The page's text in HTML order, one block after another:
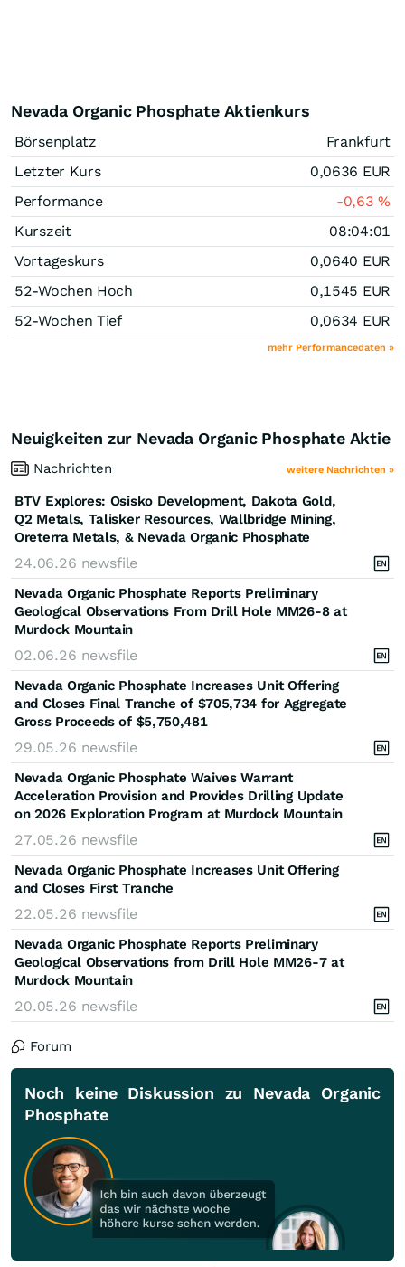
Nevada Organic Phosphate Aktienkurs
Börsenplatz
Frankfurt
Letzter Kurs
0,0636 EUR
Performance
-0,63%
Kurszeit
08:04:01
Vortageskurs
0,0640 EUR
52-Wochen Hoch
0,1545 EUR
52-Wochen Tief
0,0634 EUR
mehr Performancedaten »
Neuigkeiten zur Nevada Organic Phosphate Aktie
Nachrichten weitere Nachrichten »
BTV Explores: Osisko Development, Dakota Gold,
Q2 Metals, Talisker Resources, Wallbridge Mining,
Oreterra Metals, & Nevada Organic Phosphate
24.06.26 newsfile
Nevada Organic Phosphate Reports Preliminary
Geological Observations From Drill Hole MM26-8 at
Murdock Mountain
02.06.26 newsfile
Nevada Organic Phosphate Increases Unit Offering
and Closes Final Tranche of $705,734 for Aggregate
Gross Proceeds of $5,750,481
29.05.26 newsfile
Nevada Organic Phosphate Waives Warrant
Acceleration Provision and Provides Drilling Update
on 2026 Exploration Program at Murdock Mountain
27.05.26 newsfile
Nevada Organic Phosphate Increases Unit Offering
and Closes First Tranche
22.05.26 newsfile
Nevada Organic Phosphate Reports Preliminary
Geological Observations from Drill Hole MM26-7 at
Murdock Mountain
20.05.26 newsfile
Forum
Noch keine Diskussion zu Nevada Organic
Phosphate